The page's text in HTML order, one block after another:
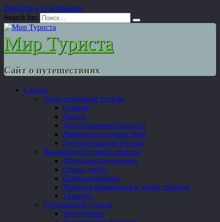
Перейти к содержанию
Search for:
Мир Туриста
Сайт о путешествиях
Статьи
Экскурсионный туризм
Страны
Города
Достопримечательности
Маршруты путешествий
Путешествия по России
Выживание в дикой природе
Медицинская помощь
Огонь, тепло
Ориентирование
Правила выживания в дикой природе
Укрытие
Спортивный туризм
Автотуризм